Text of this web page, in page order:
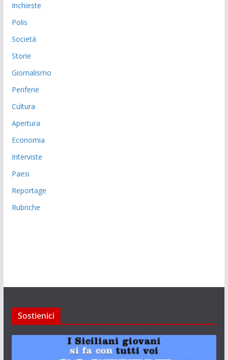
Inchieste
Polis
Società
Storie
Giornalismo
Periferie
Cultura
Apertura
Economia
Interviste
Paesi
Reportage
Rubriche
Sostienici